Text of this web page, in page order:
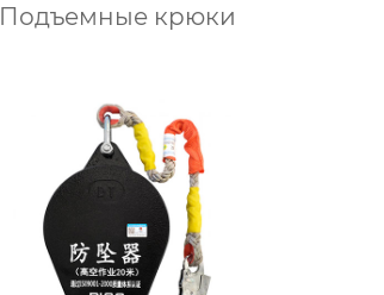
Подъемные крюки